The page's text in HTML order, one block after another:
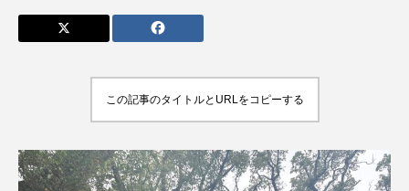
この記事のタイトルとURLをコピーする